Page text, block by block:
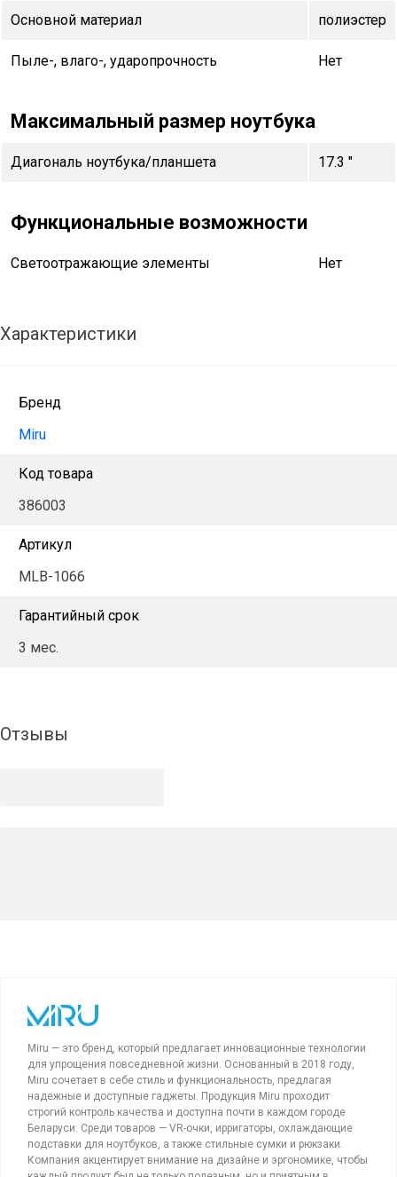
Основной материал полиэстер
Пыле-, влаго-, ударопрочность Нет
Максимальный размер ноутбука
Диагональ ноутбука/планшета 17.3 "
Функциональные возможности
Светоотражающие элементы Нет
Характеристики
Бренд
Miru
Код товара
386003
Артикул
MLB-1066
Гарантийный срок
3 мес.
Отзывы
Miru — это бренд, который предлагает инновационные технологии
для упрощения повседневной жизни. Основанный в 2018 году,
Miru сочетает в себе стиль и функциональность, предлагая
надежные и доступные гаджеты. Продукция Miru проходит
строгий контроль качества и доступна почти в каждом городе
Беларуси. Среди товаров — VR-очки, ирригаторы, охлаждающие
подставки для ноутбуков, а также стильные сумки и рюкзаки.
Компания акцентирует внимание на дизайне и эргономике, чтобы